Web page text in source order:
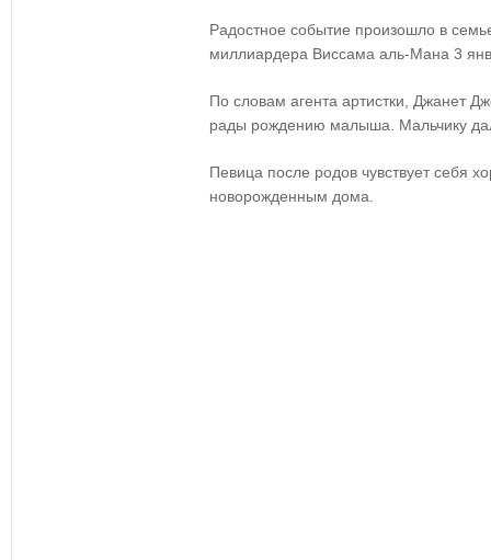
Радостное событие произошло в
миллиардера Виссама аль-Мана 3
По словам агента артистки, Джанет
рады рождению малыша. Мальчику
Певица после родов чувствует себя
новорожденным дома.